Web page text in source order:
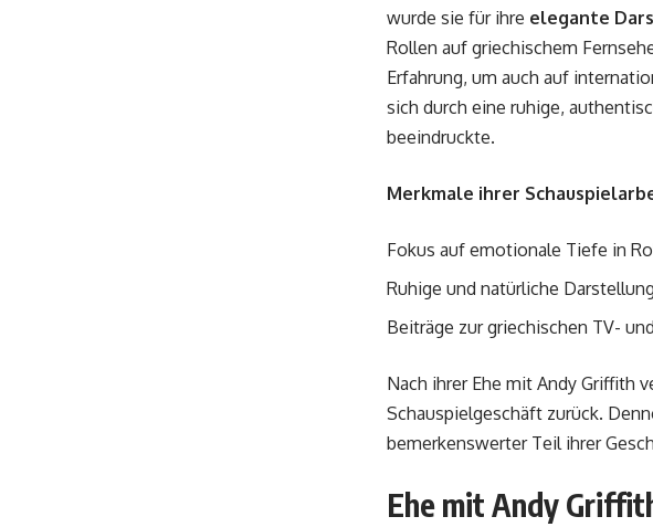
wurde sie für ihre elegante
Rollen auf griechischem
Erfahrung, um auch auf
sich durch eine ruhige,
beeindruckte.
Merkmale ihrer
Fokus auf emotionale Tiefe in
Ruhige und natürliche Darstellung
Beiträge zur griechischen TV-
Nach ihrer Ehe mit Andy Griffith
Schauspielgeschäft zurück.
bemerkenswerter Teil ihrer
Ehe mit Andy